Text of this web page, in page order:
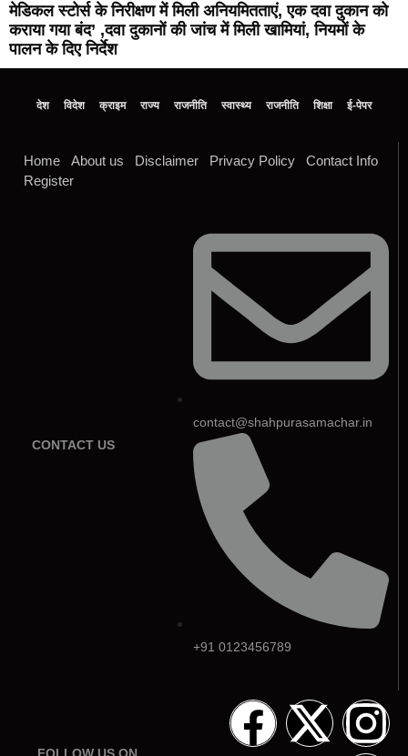
मेडिकल स्टोर्स के निरीक्षण में मिली अनियमितताएं, एक दवा दुकान को
कराया गया बंद’ ,दवा दुकानों की जांच में मिली खामियां, नियमों के
पालन के दिए निर्देश
देश विदेश क्राइम राज्य राजनीति स्वास्थ्य राजनीति शिक्षा ई-पेपर
Home About us Disclaimer Privacy Policy
Contact Info
Register
CONTACT US
contact@shahpurasamachar.in
+91 0123456789
FOLLOW US ON